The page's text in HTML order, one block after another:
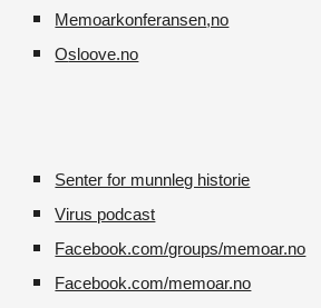
Memoarkonferansen,no
Osloove.no
Senter for munnleg historie
Virus podcast
Facebook.com/groups/memoar.no
Facebook.com/memoar.no